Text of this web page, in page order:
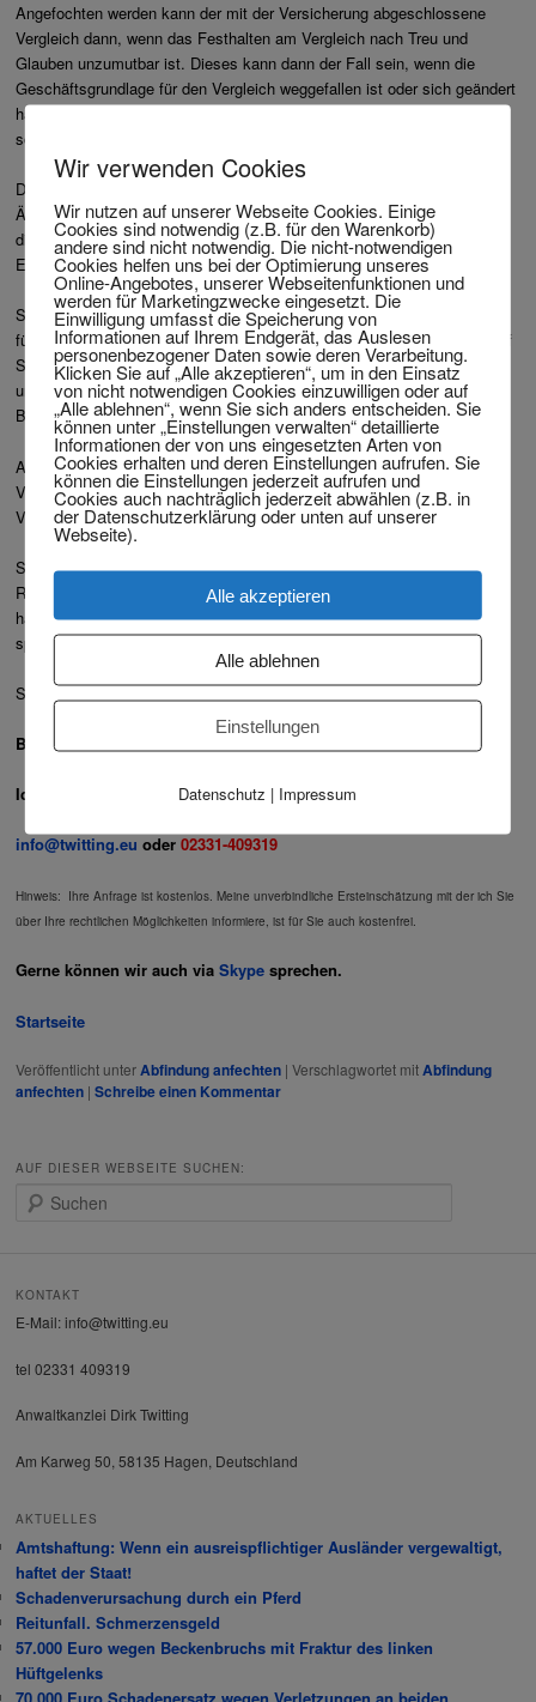
Angefochten werden kann der mit der Versicherung abgeschlossene
Vergleich dann, wenn das Festhalten am Vergleich nach Treu und
Glauben unzumutbar ist. Dieses kann dann der Fall sein, wenn die
Geschäftsgrundlage für den Vergleich weggefallen ist oder sich geändert
hat, so dass eine Anpassung an die veränderten Umstände erforderlich
scheint.
Dieses kann desweiteren der Fall sein, wenn nachträglich erhebliche
Äquivalenzstörungen in den Leistungen der Parteien eingetreten sind,
die für den Geschädigten nach den gesamten Umständen des
Einzelfalles eine ungewöhnliche Härte bedeuten würden.
Soweit allerdings ein Geschädigter das Risiko in Kauf nimmt, dass die
für die Berechnung des Abfindungsbetrages maßgeblichen Faktoren auf
Schätzungen und Prognosen beruhen und sich demgemäß
unvorhersehbar positiv oder negativ verändern können, ist ihm die
Berufung auf eine Veränderung der Vergleichsgrundlagen verwehrt.
Auch kann bei einem krassen Missverhältnis zwischen
Vergleichssumme und Schaden das Berufen der Versicherung auf den
Vergleich gegen Treu und Glauben vestoßen.
Sollte allerdings hier wiederum die eingetretene Veränderung in den
Risikobereich fallen, für den der Geschädigte sich abgefunden erklärt
hat, muss dieser grundsätzlich auch bei erheblichen Opfern, die sich
später herausstellen, die Folgen tragen.
Soweit die Rechtsprechung des Bundesgerichtshofs.
Berichten Sie mir Ihren Fall.
Ich antworte Ihnen kostenlos und unverbindlich.
info@twitting.eu oder 02331-409319
Hinweis: Ihre Anfrage ist kostenlos. Meine unverbindliche Ersteinschätzung mit der ich Sie
über Ihre rechtlichen Möglichkeiten informiere, ist für Sie auch kostenfrei.
Gerne können wir auch via Skype sprechen.
Startseite
Veröffentlicht unter Abfindung anfechten |Verschlagwortet mit Abfindung
anfechten |Schreibe einen Kommentar
AUF DIESER WEBSEITE SUCHEN:
e
KONTAKT
E-Mail: info@twitting.eu
tel 02331 409319
Anwaltkanzlei Dirk Twitting
Am Karweg 50, 58135 Hagen, Deutschland
AKTUELLES
Amtshaftung: Wenn ein ausreispflichtiger Ausländer vergewaltigt,
haftet der Staat!
Schadenverursachung durch ein Pferd
Reitunfall. Schmerzensgeld
57.000 Euro wegen Beckenbruchs mit Fraktur des linken
Hüftgelenks
Wir verwenden Cookies
Wir nutzen auf unserer Webseite Cookies. Einige
Cookies sind notwendig (z.B. für den Warenkorb)
andere sind nicht notwendig. Die nicht-notwendigen
Cookies helfen uns bei der Optimierung unseres
Online-Angebotes, unserer Webseitenfunktionen und
werden für Marketingzwecke eingesetzt. Die
Einwilligung umfasst die Speicherung von
Informationen auf Ihrem Endgerät, das Auslesen
personenbezogener Daten sowie deren Verarbeitung.
Klicken Sie auf „Alle akzeptieren“, um in den Einsatz
von nicht notwendigen Cookies einzuwilligen oder auf
„Alle ablehnen“, wenn Sie sich anders entscheiden. Sie
können unter „Einstellungen verwalten“ detaillierte
Informationen der von uns eingesetzten Arten von
Cookies erhalten und deren Einstellungen aufrufen. Sie
können die Einstellungen jederzeit aufrufen und
Cookies auch nachträglich jederzeit abwählen (z.B. in
der Datenschutzerklärung oder unten auf unserer
Webseite).
Alle akzeptieren
Alle ablehnen
Einstellungen
Datenschutz | Impressum